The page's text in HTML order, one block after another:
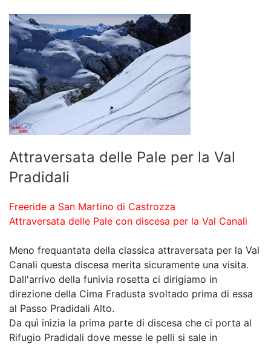
Attraversata delle Pale per la Val
Pradidali
Freeride a San Martino di Castrozza
Attraversata delle Pale con discesa per la Val Canali
Meno frequantata della classica attraversata per la Val
Canali questa discesa merita sicuramente una visita.
Dall'arrivo della funivia rosetta ci dirigiamo in
direzione della Cima Fradusta svoltado prima di essa
al Passo Pradidali Alto.
Da quì inizia la prima parte di discesa che ci porta al
Rifugio Pradidali dove messe le pelli si sale in